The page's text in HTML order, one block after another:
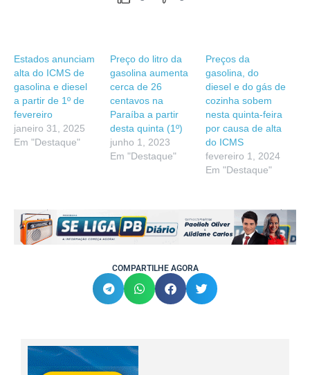
Estados anunciam
alta do ICMS de
gasolina e diesel
a partir de 1º de
fevereiro
janeiro 31, 2025
Em "Destaque"
Preço do litro da
gasolina aumenta
cerca de 26
centavos na
Paraíba a partir
desta quinta (1º)
junho 1, 2023
Em "Destaque"
Preços da
gasolina, do
diesel e do gás de
cozinha sobem
nesta quinta-feira
por causa de alta
do ICMS
fevereiro 1, 2024
Em "Destaque"
COMPARTILHE AGORA